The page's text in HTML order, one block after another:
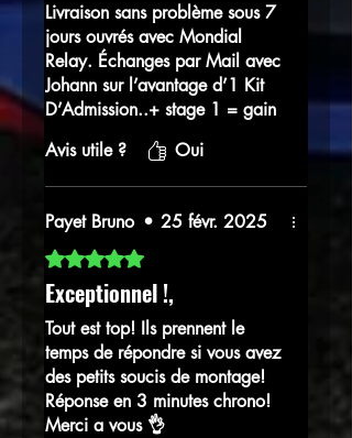
Livraison sans problème sous 7
jours ouvrés avec Mondial
Relay. Échanges par Mail avec
Johann sur l’avantage d’1 Kit
D’Admission..+ stage 1 = gain
plaisir de conduire même à un
âge de + de 63 ans. 👍
Avis utile ? Oui
Payet Bruno • 25 févr. 2025
Noté 5 sur 5.
Exceptionnel !,
Tout est top! Ils prennent le
temps de répondre si vous avez
des petits soucis de montage!
Réponse en 3 minutes chrono!
Merci a vous 👌